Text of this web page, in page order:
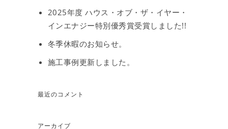
2025年度 ハウス・オブ・ザ・イヤー・
インエナジー特別優秀賞受賞しました!!
冬季休暇のお知らせ。
施工事例更新しました。
最近のコメント
アーカイブ